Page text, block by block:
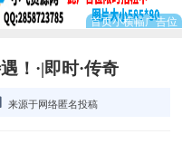
！·|即时·传奇
来源于网络匿名投稿